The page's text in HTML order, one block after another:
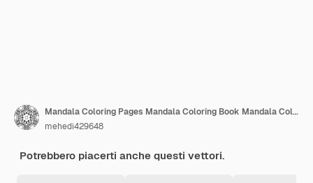
Mandala Coloring Pages Mandala Coloring Book Mandala Coloring Book Pagine Libro Da Colorare Per Bambini
mehedi429648
Potrebbero piacerti anche questi vettori.